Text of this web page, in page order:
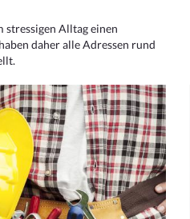
stressigen Alltag einen
daher alle Adressen rund